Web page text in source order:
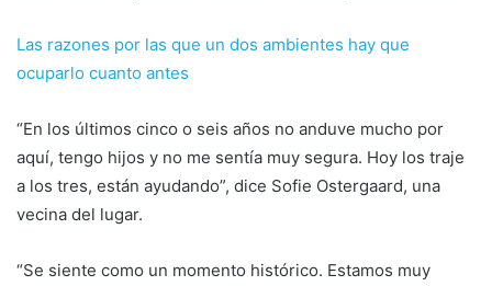
Las razones por las que un dos ambientes hay que
ocuparlo cuanto antes
“En los últimos cinco o seis años no anduve mucho por
aquí, tengo hijos y no me sentía muy segura. Hoy los traje
a los tres, están ayudando”, dice Sofie Ostergaard, una
vecina del lugar.
“Se siente como un momento histórico. Estamos muy